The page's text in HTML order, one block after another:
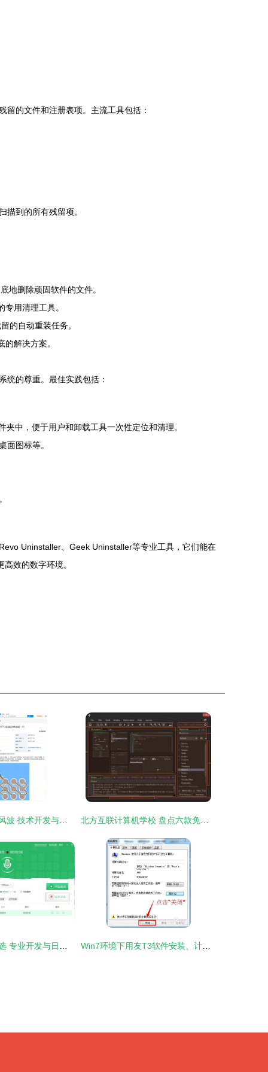
的文件和注册表项。主流工具包括：
描到的所有残留项。
地删除顽固软件的文件。
用清理工具。
的自动重装任务。
解决方案。
统的尊重。最佳实践包括：
中，便于用户和卸载工具一次性定位和清理。
面图标等。
Uninstaller、Geek Uninstaller等专业工具，它们能在
效的数字环境。